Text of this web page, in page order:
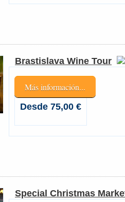
Brastislava Wine Tour
Más información...
Desde 75,00 €
Special Christmas